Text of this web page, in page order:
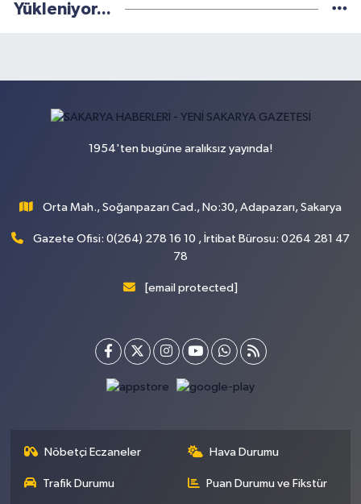
Yükleniyor...
1954'ten bugüne aralıksız yayında!
Orta Mah., Soğanpazarı Cad., No:30, Adapazarı, Sakarya
Gazete Ofisi: 0(264) 278 16 10 , İrtibat Bürosu: 0264 281 47
78
[email protected]
Nöbetçi Eczaneler Hava Durumu
Trafik Durumu Puan Durumu ve Fikstür